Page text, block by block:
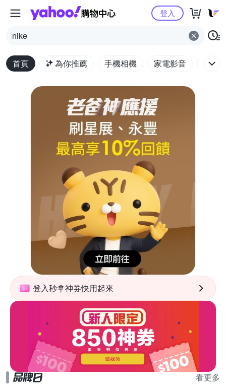
Yahoo購物中心
nike
登入
首頁 為你推薦 手機相機 家電影音 電腦
登入秒拿神券快用起來
看更多